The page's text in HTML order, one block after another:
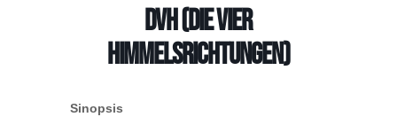
DVH (Die Vier
Himmelsrichtungen)
Sinopsis